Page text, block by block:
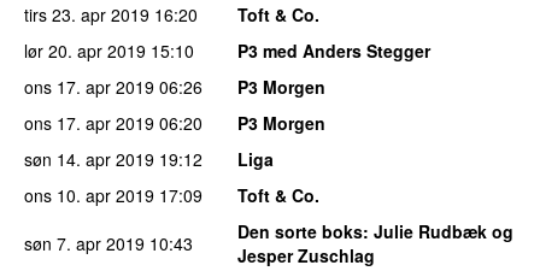
tirs 23. apr 2019 16:20
Toft & Co.
lør 20. apr 2019 15:10
P3 med Anders Stegger
ons 17. apr 2019 06:26
P3 Morgen
ons 17. apr 2019 06:20
P3 Morgen
søn 14. apr 2019 19:12
Liga
ons 10. apr 2019 17:09
Toft & Co.
søn 7. apr 2019 10:43 Den sorte boks: Julie Rudbæk og
Jesper Zuschlag